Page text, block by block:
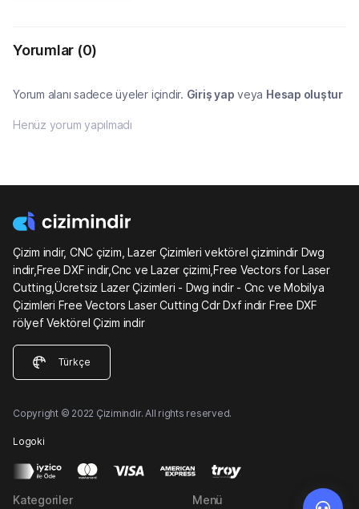
Yorumlar (0)
Yorum alanı sadece üyeler içindir. Giriş yap veya Hesap oluştur
Henüz yorum yapılmadı
Çizim indir, CNC çizim, Lazer Çizimleri vektörel çizimindir Dwg
indir,Free DXF indir,Cnc ve Lazer çizimi,Free Vectors for Laser
Cutting,Ücretsiz Lazer Çizimleri - Dwg indir - Cnc ve Mobilya
Çizimleri Free Vectors Laser Cutting Cdr Dxf indir Free DXF
rölyef Vektörel Çizim indir
Türkçe
Copyright © 2022 Çizimindir. All rights reserved.
Logoki
Kategoriler Menü